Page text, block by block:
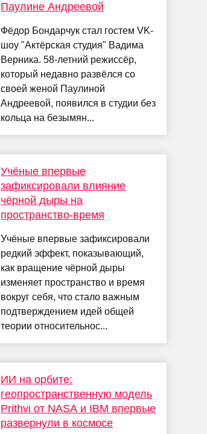
Паулине Андреевой
Фёдор Бондарчук стал гостем VK-
шоу "Актёрская студия" Вадима
Верника. 58-летний режиссёр,
который недавно развёлся со
своей женой Паулиной
Андреевой, появился в студии без
кольца на безымян...
Учёные впервые
зафиксировали влияние
чёрной дыры на
пространство-время
Учёные впервые зафиксировали
редкий эффект, показывающий,
как вращение чёрной дыры
изменяет пространство и время
вокруг себя, что стало важным
подтверждением идей общей
теории относительнос...
ИИ на орбите:
геопространственную модель
Prithvi от NASA и IBM впервые
развернули в космосе